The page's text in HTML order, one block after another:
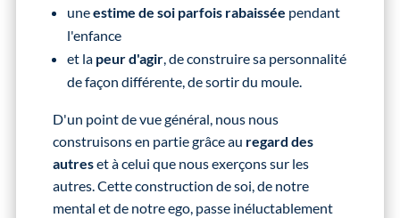
uneestime de soi parfois rabaissée pendant
l'enfance
et la peur d'agir, de construire sa personnalité
de façon différente, de sortir du moule.
D'un point de vue général, nous nous
construisons en partie grâce au regard des
autreset à celui que nous exerçons sur les
autres. Cette construction de soi, de notre
mental et de notre ego, passe inéluctablement